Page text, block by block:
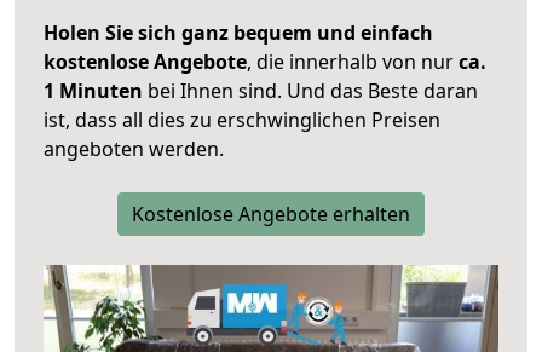
Holen Sie sich ganz bequem und einfach
kostenlose Angebote, die innerhalb von nurca.
1 Minuten bei Ihnen sind. Und das Beste daran
ist, dass all dies zu erschwinglichen Preisen
angeboten werden.
Kostenlose Angebote erhalten